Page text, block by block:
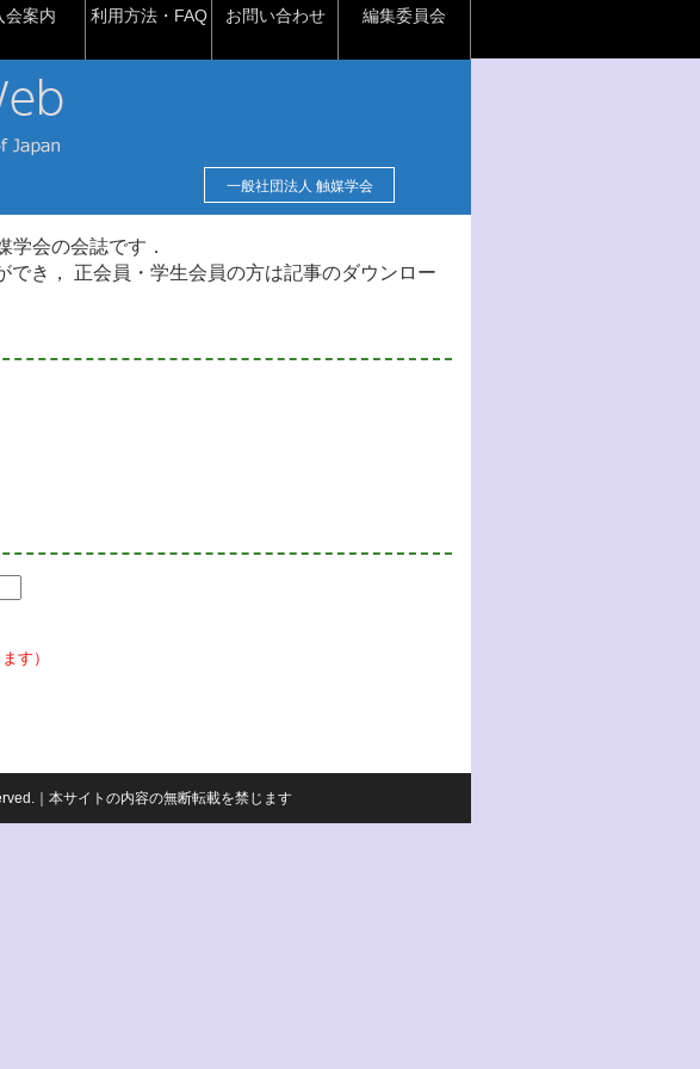
会案内 利用方法・FAQ お問い合わせ 編集委員会
一般社団法人 触媒学会
学会の会誌です．
き， 正会員・学生会員の方は記事のダウンロー
す）
｜本サイトの内容の無断転載を禁じます